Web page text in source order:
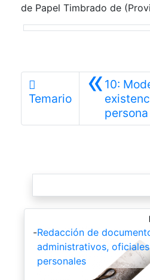
de Papel Timbrado de
Temario «10:
persona
-Redacción de
administrativos,
personales